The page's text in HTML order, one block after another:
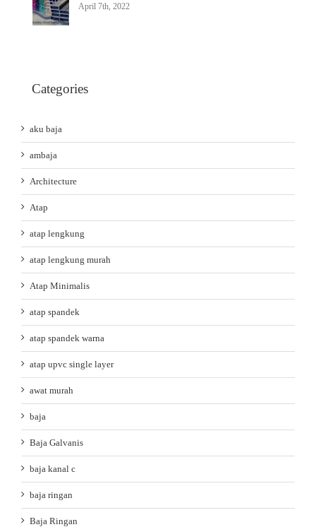
April 7th, 2022
Categories
aku baja
ambaja
Architecture
Atap
atap lengkung
atap lengkung murah
Atap Minimalis
atap spandek
atap spandek warna
atap upvc single layer
awat murah
baja
Baja Galvanis
baja kanal c
baja ringan
Baja Ringan